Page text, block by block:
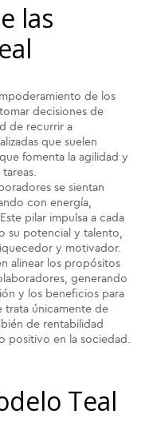
las
de los
decisiones de
de recurrir a
que suelen
fomenta la agilidad y
se sientan
con energía,
pilar impulsa a cada
su potencial y talento,
y motivador.
alinear los propósitos
generando
y los beneficios para
trata únicamente de
de rentabilidad
positivo en la sociedad.
Teal